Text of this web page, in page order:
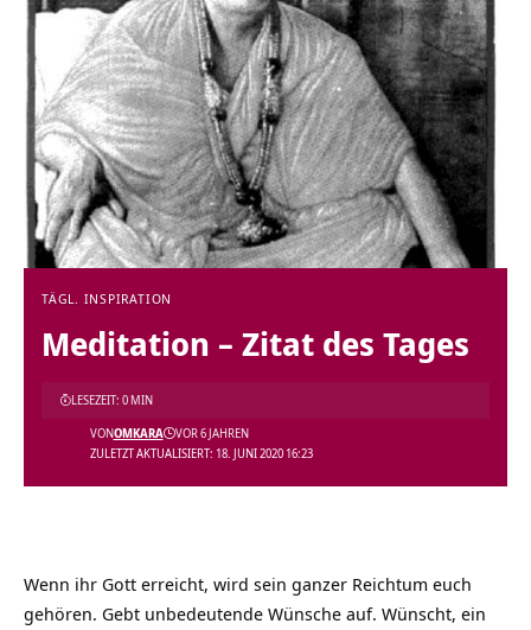
TÄGL. INSPIRATION
Meditation – Zitat des Tages
ZULETZT AKTUALISIERT: 18. JUNI 2020 16:23
VONOMKARA VOR 6 JAHREN
LESEZEIT: 0 MIN
Wenn ihr Gott erreicht, wird sein ganzer Reichtum euch
gehören. Gebt unbedeutende Wünsche auf. Wünscht, ein